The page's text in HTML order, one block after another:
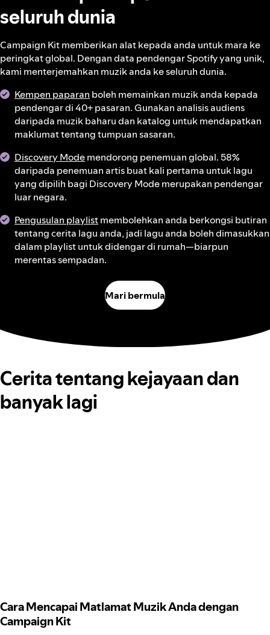
seluruh dunia
Campaign Kit memberikan alat kepada anda untuk mara ke
peringkat global. Dengan data pendengar Spotify yang unik,
kami menterjemahkan muzik anda ke seluruh dunia.
Kempen paparan boleh memainkan muzik anda kepada
pendengar di 40+ pasaran. Gunakan analisis audiens
daripada muzik baharu dan katalog untuk mendapatkan
maklumat tentang tumpuan sasaran.
Discovery Modemendorong penemuan global. 58%
daripada penemuan artis buat kali pertama untuk lagu
yang dipilih bagi Discovery Mode merupakan pendengar
luar negara.
Pengusulan playlistmembolehkan anda berkongsi butiran
tentang cerita lagu anda, jadi lagu anda boleh dimasukkan
dalam playlist untuk didengar di rumah—biarpun
merentas sempadan.
Mari bermula
Cerita tentang kejayaan dan
banyak lagi
Cara Mencapai Matlamat Muzik Anda dengan
Campaign Kit